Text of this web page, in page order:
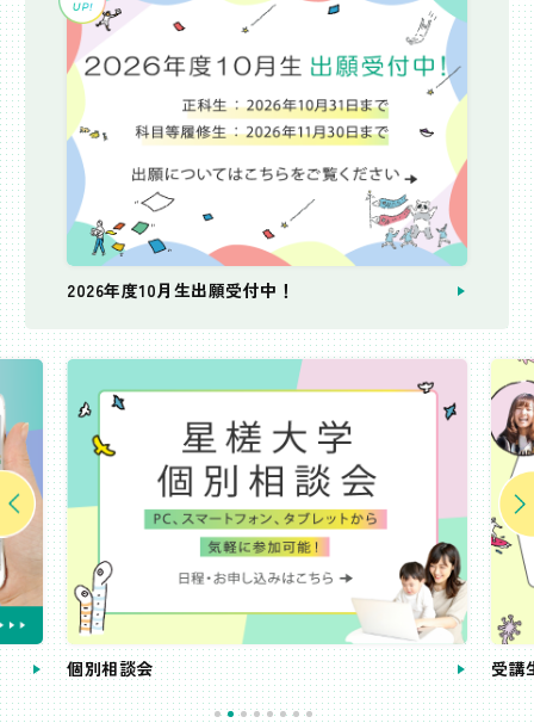
2026年度10月生出願受付中！
個別相談会 受講